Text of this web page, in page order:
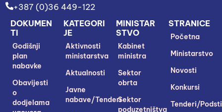
+387 (0)36 449-122
STRANICE
Početna
Ministarstvo
Novosti
Konkursi
Tenderi/
MINISTAR
STVO
Kabinet
ministra
Sektor
obrta
Sektor
poduzetništva
KATEGORI
JE
Aktivnosti
ministarstva
Aktualnosti
Javne
nabave/Tenderi
DOKUMEN
TI
Godišnji
plan
nabavke
Obavijesti
o
dodjelama